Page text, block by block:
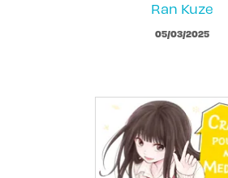
Ran Kuze
05/03/2025